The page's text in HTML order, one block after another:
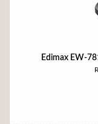
Edimax EW-